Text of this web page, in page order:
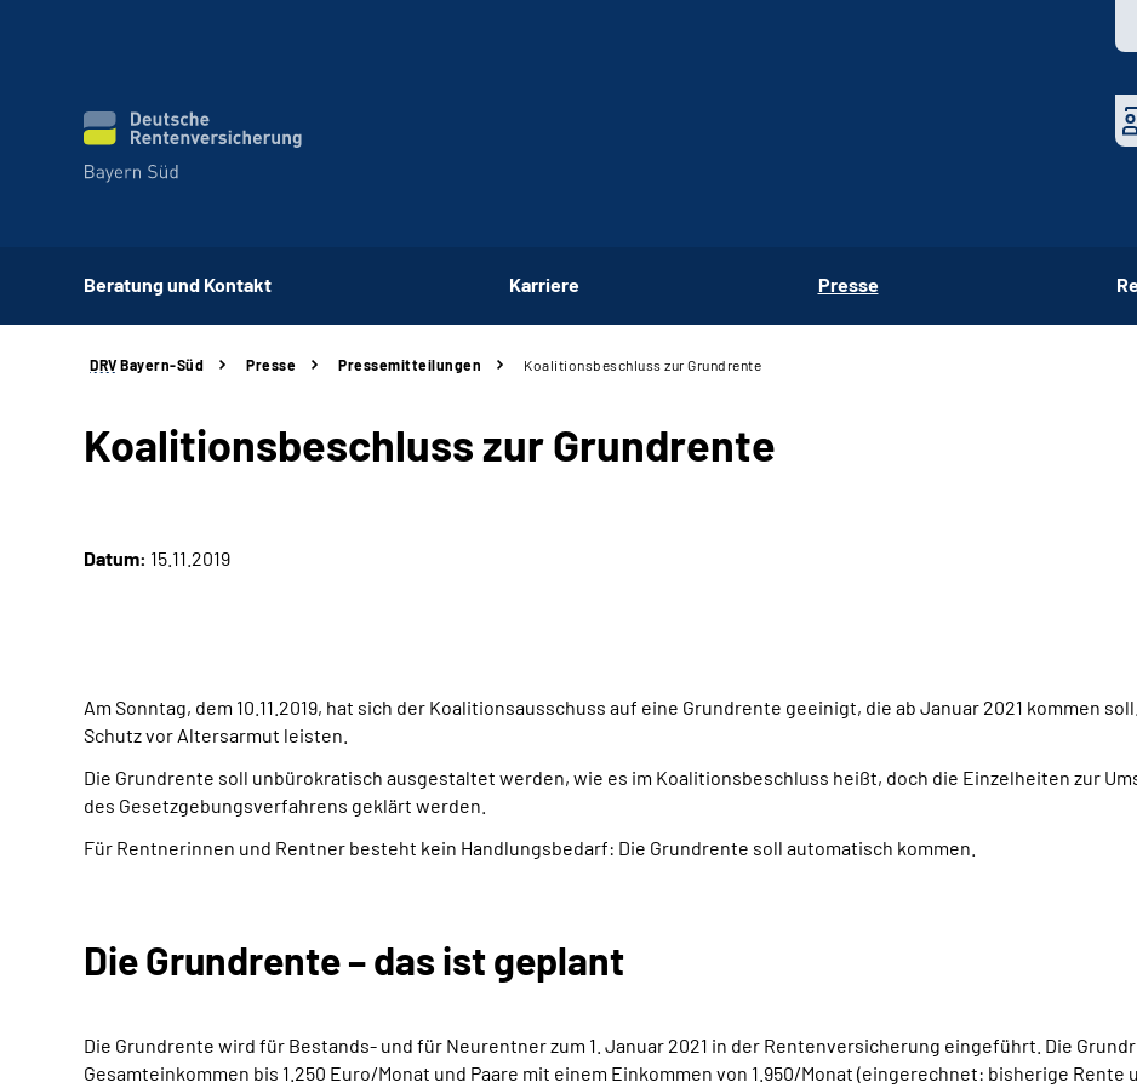
Beratung und Kontakt Karriere Presse
DRV Bayern-Süd Presse Pressemitteilungen Koalitionsbeschluss zur Grundrente
Koalitionsbeschluss zur Grundrente
Datum: 15.11.2019
Am Sonntag, dem 10.11.2019, hat sich der Koalitionsausschuss auf eine Grundrente geeinigt, die ab Januar 2021 kommen
Schutz vor Altersarmut leisten.
Die Grundrente soll unbürokratisch ausgestaltet werden, wie es im Koalitionsbeschluss heißt, doch die Einzelheiten zur
des Gesetzgebungsverfahrens geklärt werden.
Für Rentnerinnen und Rentner besteht kein Handlungsbedarf: Die Grundrente soll automatisch kommen.
Die Grundrente – das ist geplant
Die Grundrente wird für Bestands- und für Neurentner zum 1. Januar 2021 in der Rentenversicherung eingeführt. Die
Gesamteinkommen bis 1.250 Euro/Monat und Paare mit einem Einkommen von 1.950/Monat (eingerechnet: bisherige